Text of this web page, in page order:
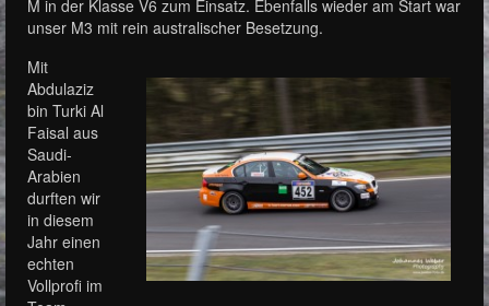
M in der Klasse V6 zum Einsatz. Ebenfalls wieder am Start war
unser M3 mit rein australischer Besetzung.
Mit
Abdulaziz
bin Turki Al
Faisal aus
Saudi-
Arabien
durften wir
in diesem
Jahr einen
echten
Vollprofi im